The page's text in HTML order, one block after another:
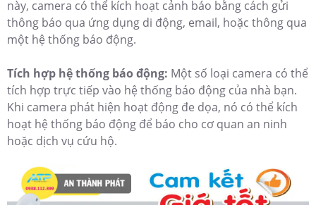
này, camera có thể kích hoạt cảnh báo bằng cách gửi
thông báo qua ứng dụng di động, email, hoặc thông qua
một hệ thống báo động.
Tích hợp hệ thống báo động: Một số loại camera có thể
tích hợp trực tiếp vào hệ thống báo động của nhà bạn.
Khi camera phát hiện hoạt động đe dọa, nó có thể kích
hoạt hệ thống báo động để báo cho cơ quan an ninh
hoặc dịch vụ cứu hộ.